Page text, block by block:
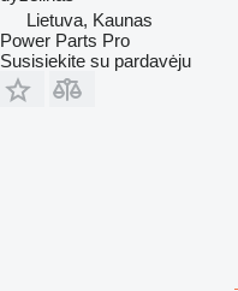
Lietuva, Kaunas
Power Parts Pro
Susisiekite su pardavėju